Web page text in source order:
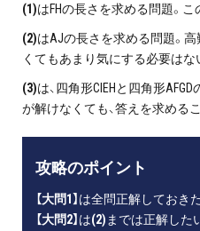
(1)はFHの長さを求める問題。こ
(2)はAJの長さを求める問題。
くてもあまり気にする必要はな
(3)は、四角形CIEHと四角形
が解けなくても、答えを求める
攻略のポイント
【大問1】 は全問正解しておきた
【大問2】 は(2) までは正解した